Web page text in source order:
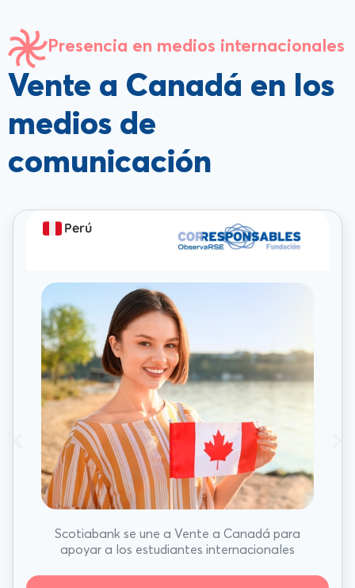
Presencia en medios internacionales
Vente a Canadá en los
medios de
comunicación
Perú
Scotiabank se une a Vente a Canadá para
apoyar a los estudiantes internacionales